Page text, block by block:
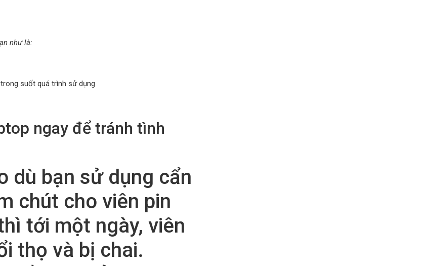
như là:
suốt quá trình sử dụng
ngay để tránh tình
dù bạn sử dụng cẩn
chút cho viên pin
tới một ngày, viên
thọ và bị chai.